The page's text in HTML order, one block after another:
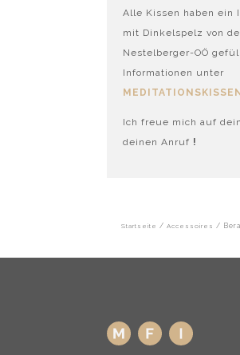
Alle Kissen haben ein
mit Dinkelspelz von
Nestelberger-OÖ
Informationen unter
MEDITATIONSKISSEN
Ich freue mich auf
deinen Anruf !
Startseite /Accessoires / Bera